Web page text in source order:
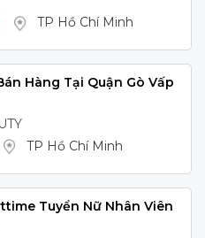
TP Hồ Chí Minh
Hàng Tại Quận Gò Vấp
TP Hồ Chí Minh
Tuyển Nữ Nhân Viên